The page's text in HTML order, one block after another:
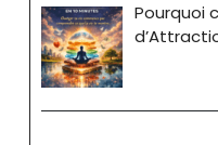
Pourquoi